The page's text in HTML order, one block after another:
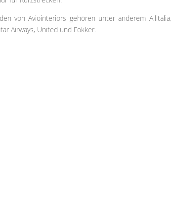
von Aviointeriors gehören unter anderem Allitalia,
Airways, United und Fokker.